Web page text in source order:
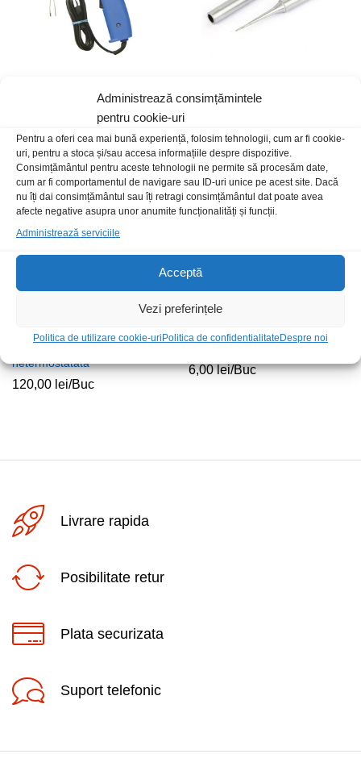
Administrează consimțămintele
pentru cookie-uri
Pentru a oferi cea mai bună experiență, folosim tehnologii, cum ar fi cookie-
uri, pentru a stoca și/sau accesa informațiile despre dispozitive.
Consimțământul pentru aceste tehnologii ne permite să procesăm date,
cum ar fi comportamentul de navigare sau ID-uri unice pe acest site. Dacă
nu îți dai consimțământul sau îți retragi consimțământul dat poate avea
afecte negative asupra unor anumite funcționalități și funcții.
Administrează serviciile
Acceptă
Vezi preferințele
Politica de utilizare cookie-uriPolitica de confidentialitateDespre noi
Varf ciocan Gordak conic drept
25,00lei/Buc
netermostatata
120,00 lei/Buc
6,00lei/Buc
Livrare rapida
Posibilitate retur
Plata securizata
Suport telefonic